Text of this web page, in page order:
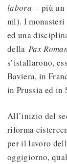
labora– più
ml). I
ed una
dellaPax
s’istallarono,
Baviera, in
in Prussia ed in
All’inizio del
riforma
per il lavoro
oggigiorno,